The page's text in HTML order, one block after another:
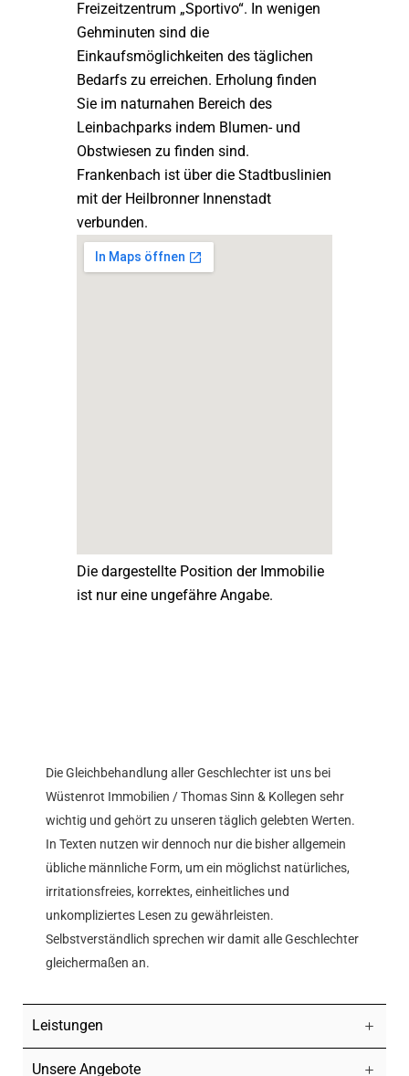
Freizeitzentrum „Sportivo“. In wenigen
Gehminuten sind die
Einkaufsmöglichkeiten des täglichen
Bedarfs zu erreichen. Erholung finden
Sie im naturnahen Bereich des
Leinbachparks indem Blumen- und
Obstwiesen zu finden sind.
Frankenbach ist über die Stadtbuslinien
mit der Heilbronner Innenstadt
verbunden.
Die dargestellte Position der Immobilie
ist nur eine ungefähre Angabe.
Die Gleichbehandlung aller Geschlechter ist uns bei
Wüstenrot Immobilien / Thomas Sinn & Kollegen sehr
wichtig und gehört zu unseren täglich gelebten Werten.
In Texten nutzen wir dennoch nur die bisher allgemein
übliche männliche Form, um ein möglichst natürliches,
irritationsfreies, korrektes, einheitliches und
unkompliziertes Lesen zu gewährleisten.
Selbstverständlich sprechen wir damit alle Geschlechter
gleichermaßen an.
Leistungen
Unsere Angebote